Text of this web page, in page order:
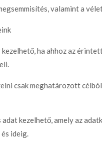
valamint a
kezelhető, ha ahhoz az
csak meghatározott
adat kezelhető, amely az
ideig.